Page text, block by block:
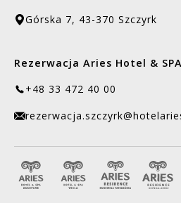
Górska 7, 43-370 Szczyrk
Rezerwacja Aries Hotel &
+48 33 472 40 00